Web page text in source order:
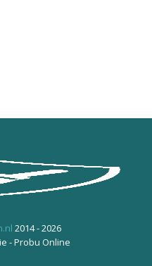
2014 - 2026
- Probu Online